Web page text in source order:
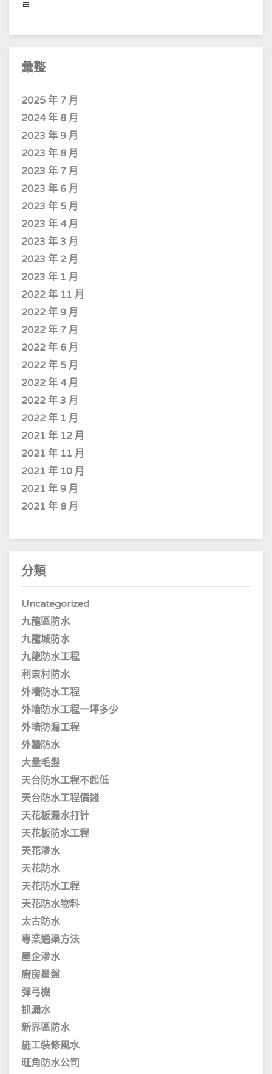
言
彙整
2025 年 7 月
2024 年 8 月
2023 年 9 月
2023 年 8 月
2023 年 7 月
2023 年 6 月
2023 年 5 月
2023 年 4 月
2023 年 3 月
2023 年 2 月
2023 年 1 月
2022 年 11 月
2022 年 9 月
2022 年 7 月
2022 年 6 月
2022 年 5 月
2022 年 4 月
2022 年 3 月
2022 年 1 月
2021 年 12 月
2021 年 11 月
2021 年 10 月
2021 年 9 月
2021 年 8 月
分類
Uncategorized
九龍區防水
九龍城防水
九龍防水工程
利東村防水
外墻防水工程
外墻防水工程一坪多少
外墻防漏工程
外牆防水
大量毛髮
天台防水工程不起低
天台防水工程價錢
天花板漏水打针
天花板防水工程
天花滲水
天花防水
天花防水工程
天花防水物料
太古防水
專業通渠方法
屋企滲水
廚房星盤
彈弓機
抓漏水
新界區防水
施工裝修風水
旺角防水公司